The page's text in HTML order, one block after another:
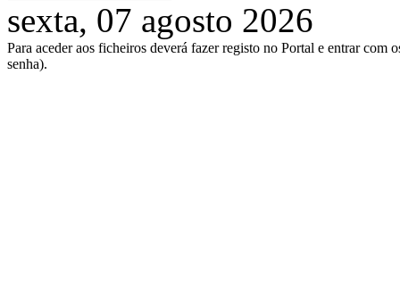
sexta, 07 agosto 2026
Para aceder aos ficheiros deverá fazer registo no Portal e entrar com
senha).